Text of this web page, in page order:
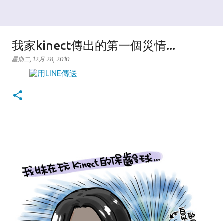
我家kinect傳出的第一個災情...
星期二, 12月 28, 2010